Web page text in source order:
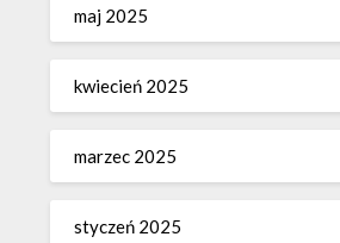
maj 2025
kwiecień 2025
marzec 2025
styczeń 2025